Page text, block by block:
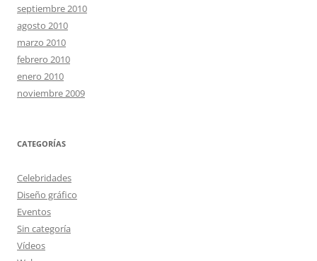
septiembre 2010
agosto 2010
marzo 2010
febrero 2010
enero 2010
noviembre 2009
CATEGORÍAS
Celebridades
Diseño gráfico
Eventos
Sin categoría
Vídeos